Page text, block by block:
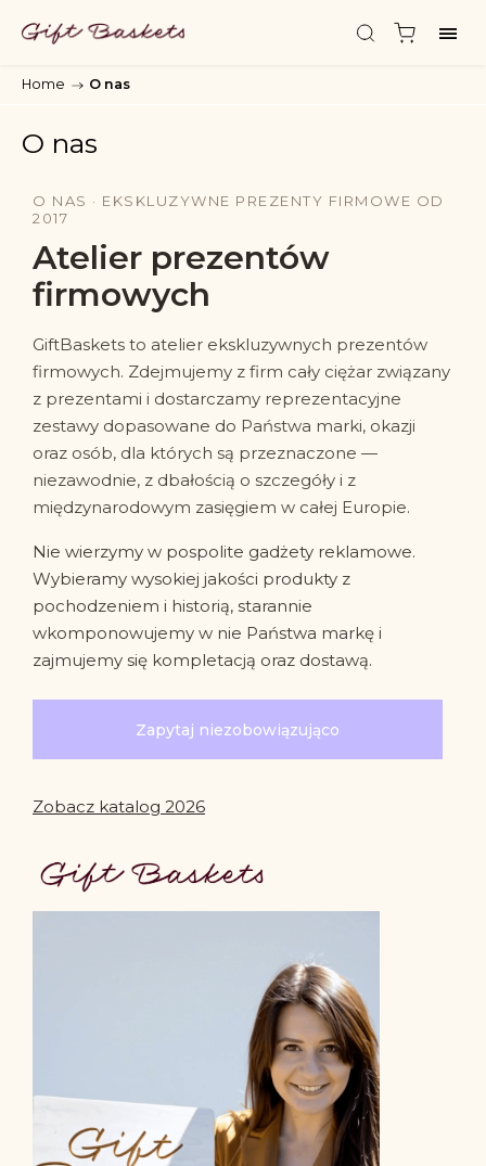
Home / O nas
O nas
O NAS · EKSKLUZYWNE PREZENTY FIRMOWE OD
2017
Atelier prezentów
firmowych
GiftBaskets to atelier ekskluzywnych prezentów
firmowych. Zdejmujemy z firm cały ciężar związany
z prezentami i dostarczamy reprezentacyjne
zestawy dopasowane do Państwa marki, okazji
oraz osób, dla których są przeznaczone —
niezawodnie, z dbałością o szczegóły i z
międzynarodowym zasięgiem w całej Europie.
Nie wierzymy w pospolite gadżety reklamowe.
Wybieramy wysokiej jakości produkty z
pochodzeniem i historią, starannie
wkomponowujemy w nie Państwa markę i
zajmujemy się kompletacją oraz dostawą.
Zapytaj niezobowiązująco
Zobacz katalog 2026